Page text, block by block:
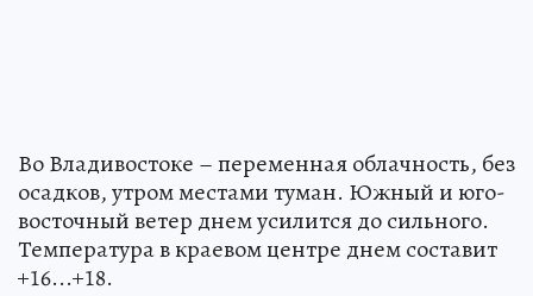
Во Владивостоке – переменная облачность, без
осадков, утром местами туман. Южный и юго-
восточный ветер днем усилится до сильного.
Температура в краевом центре днем составит
+16...+18.